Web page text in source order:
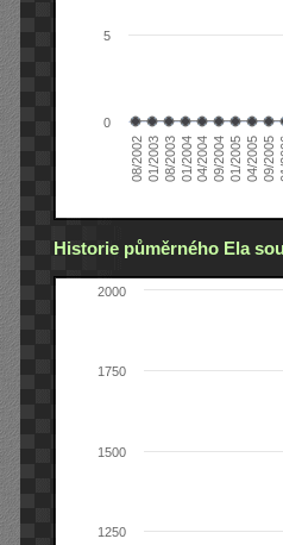
08/200201/200308/200301/200404/200409/200401/200504/200509/2005
0
5
Historie půměrného Ela
1250
1500
1750
2000